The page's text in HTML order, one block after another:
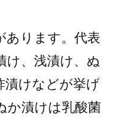
説)
あります。代表
け、浅漬け、ぬ
漬けなどが挙げ
か漬けは乳酸菌